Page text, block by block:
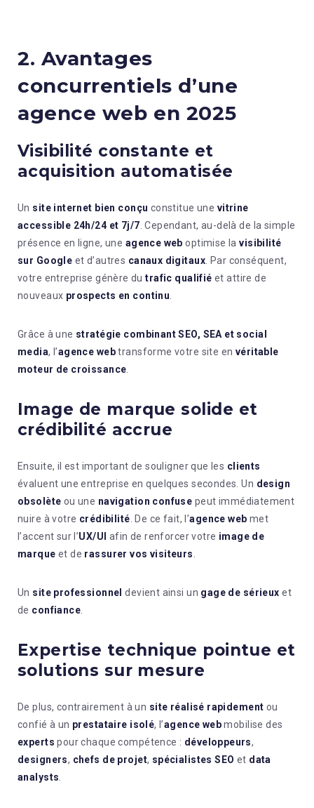
2. Avantages
concurrentiels d’une
agence web en 2025
Visibilité constante et
acquisition automatisée
Un site internet bien conçu constitue une vitrine
accessible 24h/24 et 7j/7 . Cependant, au-delà de la simple
présence en ligne, une agence web optimise lavisibilité
sur Google et d’autres canaux digitaux. Par conséquent,
votre entreprise génère dutrafic qualifié et attire de
nouveaux prospects en continu
Grâce à une stratégie combinant SEO, SEA et social
media, l’agence webtransforme votre site en véritable
moteur de croissance
Image de marque solide et
crédibilité accrue
Ensuite, il est important de souligner que les clients
évaluent une entreprise en quelques secondes. Un design
obsolète ou une navigation confuse peut immédiatement
nuire à votre crédibilité . De ce fait, l’agence web met
l’accent sur l’UX/UI afin de renforcer votre image de
marque et de rassurer vos visiteurs
Un site professionnel devient ainsi un gage de sérieux et
de confiance
Expertise technique pointue et
solutions sur mesure
De plus, contrairement à un site réalisé rapidement ou
confié à un prestataire isolé, l’agence webmobilise des
experts pour chaque compétence : développeurs,
designers, chefs de projet, spécialistes SEO et data
analysts